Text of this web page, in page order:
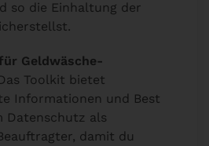
so die Einhaltung der
Geldwäsche-
Toolkit bietet
Informationen und Best
Datenschutz als
damit du